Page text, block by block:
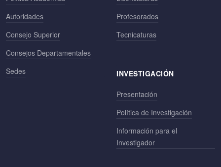
Autoridades
Consejo Superior
Consejos Departamentales
Sedes
Profesorados
Tecnicaturas
INVESTIGACIÓN
Presentación
Política de Investigación
Información para el
Investigador